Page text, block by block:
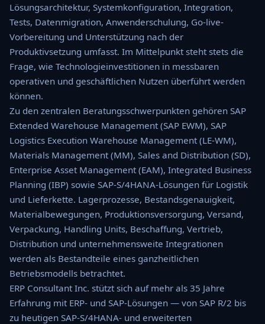
Lösungsarchitektur, Systemkonfiguration, Integration,
Tests, Datenmigration, Anwenderschulung, Go-live-
Vorbereitung und Unterstützung nach der
Produktivsetzung umfasst. Im Mittelpunkt steht stets die
Frage, wie Technologieinvestitionen in messbaren
operativen und geschäftlichen Nutzen überführt werden
können.
Zu den zentralen Beratungsschwerpunkten gehören SAP
Extended Warehouse Management (SAP EWM), SAP
Logistics Execution Warehouse Management (LE-WM),
Materials Management (MM), Sales and Distribution (SD),
Enterprise Asset Management (EAM), Integrated Business
Planning (IBP) sowie SAP-S/4HANA-Lösungen für Logistik
und Lieferkette. Lagerprozesse, Bestandsgenauigkeit,
Materialbewegungen, Produktionsversorgung, Versand,
Verpackung, Handling Units, Beschaffung, Vertrieb,
Distribution und unternehmensweite Integrationen
werden als Bestandteile eines ganzheitlichen
Betriebsmodells betrachtet.
ERP Consultant Inc. stützt sich auf mehr als 35 Jahre
Erfahrung mit ERP- und SAP-Lösungen — von SAP R/2 bis
zu heutigen SAP-S/4HANA- und erweiterten